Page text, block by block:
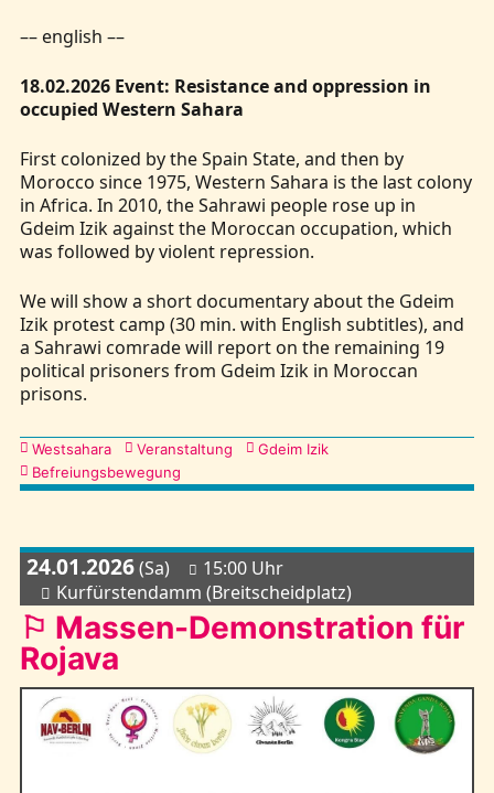
–– english ––
18.02.2026 Event: Resistance and oppression in
occupied Western Sahara
First colonized by the Spain State, and then by
Morocco since 1975, Western Sahara is the last colony
in Africa. In 2010, the Sahrawi people rose up in
Gdeim Izik against the Moroccan occupation, which
was followed by violent repression.
We will show a short documentary about the Gdeim
Izik protest camp (30 min. with English subtitles), and
a Sahrawi comrade will report on the remaining 19
political prisoners from Gdeim Izik in Moroccan
prisons.
Kategorien
Westsahara Veranstaltung
Gdeim Izik
Befreiungsbewegung
24.01.2026(Sa)
15:00 Uhr
Kurfürstendamm (Breitscheidplatz)
⚐ Massen-Demonstration für
Rojava